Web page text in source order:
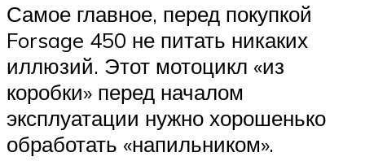
Самое главное, перед покупкой
Forsage 450 не питать никаких
иллюзий. Этот мотоцикл «из
коробки» перед началом
эксплуатации нужно хорошенько
обработать «напильником».